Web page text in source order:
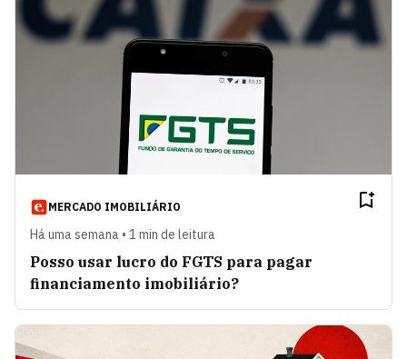
MERCADO IMOBILIÁRIO
Há uma semana • 1 min de leitura
Posso usar lucro do FGTS para pagar
financiamento imobiliário?